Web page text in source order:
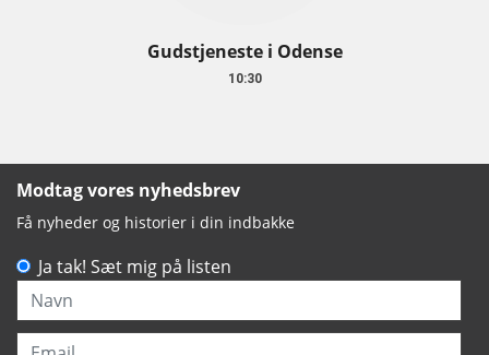
Gudstjeneste i Odense
10:30
Modtag vores nyhedsbrev
Få nyheder og historier i din indbakke
Ja tak! Sæt mig på listen
Navn
Email